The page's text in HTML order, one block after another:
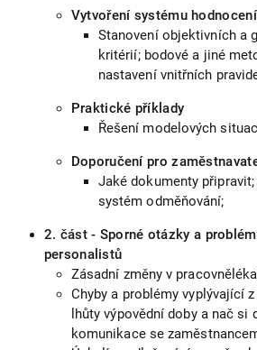
Vytvoření systému
Stanovení objektivních a
kritérií; bodové a jiné
nastavení vnitřních
Praktické příklady
Řešení modelových
Doporučení pro
Jaké dokumenty
systém odměňování;
2. část - Sporné otázky a
personalistů
Zásadní změny v
Chyby a problémy vyplývající
lhůty výpovědní doby a nač si
komunikace se